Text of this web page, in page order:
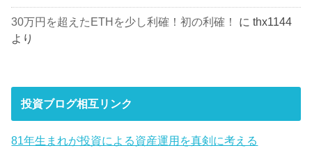
30万円を超えたETHを少し利確！初の利確！ にthx1144
より
投資ブログ相互リンク
81年生まれが投資による資産運用を真剣に考える